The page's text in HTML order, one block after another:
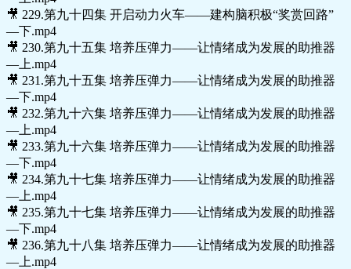
🎥 229.第九十四集 开启动力火车——建构脑积极“奖赏回路”
—下.mp4
🎥 230.第九十五集 培养压弹力——让情绪成为发展的助推器
—上.mp4
🎥 231.第九十五集 培养压弹力——让情绪成为发展的助推器
—下.mp4
🎥 232.第九十六集 培养压弹力——让情绪成为发展的助推器
—上.mp4
🎥 233.第九十六集 培养压弹力——让情绪成为发展的助推器
—下.mp4
🎥 234.第九十七集 培养压弹力——让情绪成为发展的助推器
—上.mp4
🎥 235.第九十七集 培养压弹力——让情绪成为发展的助推器
—下.mp4
🎥 236.第九十八集 培养压弹力——让情绪成为发展的助推器
—上.mp4